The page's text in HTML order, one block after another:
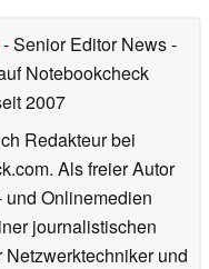
- Senior Editor News-
Notebookcheck
2007
Redakteur bei
Als freier Autor
Onlinemedien
journalistischen
und